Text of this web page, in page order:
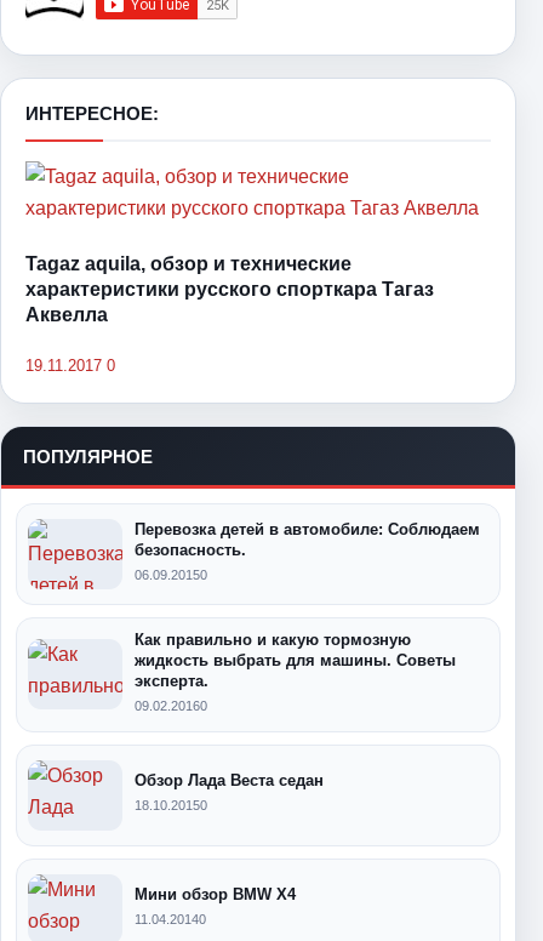
ИНТЕРЕСНОЕ:
Tagaz aquila, обзор и технические
характеристики русского спорткара Тагаз
Аквелла
19.11.2017 0
ПОПУЛЯРНОЕ
Перевозка детей в автомобиле: Соблюдаем
безопасность.
06.09.20150
Как правильно и какую тормозную
жидкость выбрать для машины. Советы
эксперта.
09.02.20160
Обзор Лада Веста седан
18.10.20150
Мини обзор BMW X4
11.04.20140